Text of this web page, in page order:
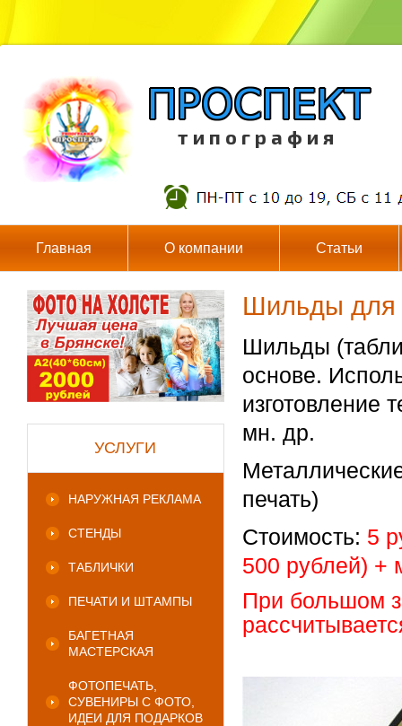
т и п о г р а ф и я
Главная О компании Статьи
УСЛУГИ
НАРУЖНАЯ РЕКЛАМА
СТЕНДЫ
ТАБЛИЧКИ
ПЕЧАТИ И ШТАМПЫ
БАГЕТНАЯ
МАСТЕРСКАЯ
ФОТОПЕЧАТЬ,
СУВЕНИРЫ С ФОТО,
ИДЕИ ДЛЯ ПОДАРКОВ
Шильды для
Шильды
основе.
изготовление
мн. др.
печать)
Стоимость: 5
500 рублей) +
При большом
рассчитывает